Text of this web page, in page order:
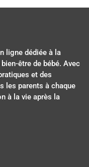
ligne dédiée à la
être de bébé. Avec
et des
les parents à chaque
à la vie après la